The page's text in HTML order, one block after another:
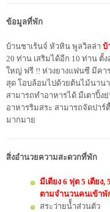
ข้อมูลที่พัก
บ้านชาเร้นจ์ หัวหิน พูลวิลล่า บ้
20 ท่าน เสริมได้อีก 10 ท่าน
ใหญ่ ฟรี !! ห่วงยางแฟนซี มีคา
สุด โอบล้อมไปด้วยต้นไม้นาน
สามารถทำอาหารได้ มีเตาปิ้
อาหารริมสระ สามารถจัดปาร์
มากมาย
สิ่งอำนวยความสะดวกที่พัก
มีเตียง 6 ฟุต 5 เตียง,
ตามจำนวนคนเข้าพั
สระว่ายน้้ำส่วนตัว